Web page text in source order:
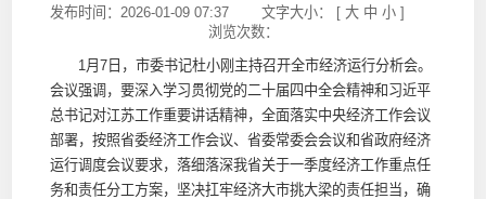
发布时间： 2026-01-09 07:37 文字大小： [ 大 中 小]
浏览次数：
1月7日，市委书记杜小刚主持召开全市经济运行分析会。
会议强调，要深入学习贯彻党的二十届四中全会精神和习近平
总书记对江苏工作重要讲话精神，全面落实中央经济工作会议
部署，按照省委经济工作会议、省委常委会会议和省政府经济
运行调度会议要求，落细落深我省关于一季度经济工作重点任
务和责任分工方案，坚决扛牢经济大市挑大梁的责任担当，确